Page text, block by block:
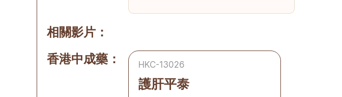
相關影片：
香港中成藥：
HKC-13026
護肝平泰